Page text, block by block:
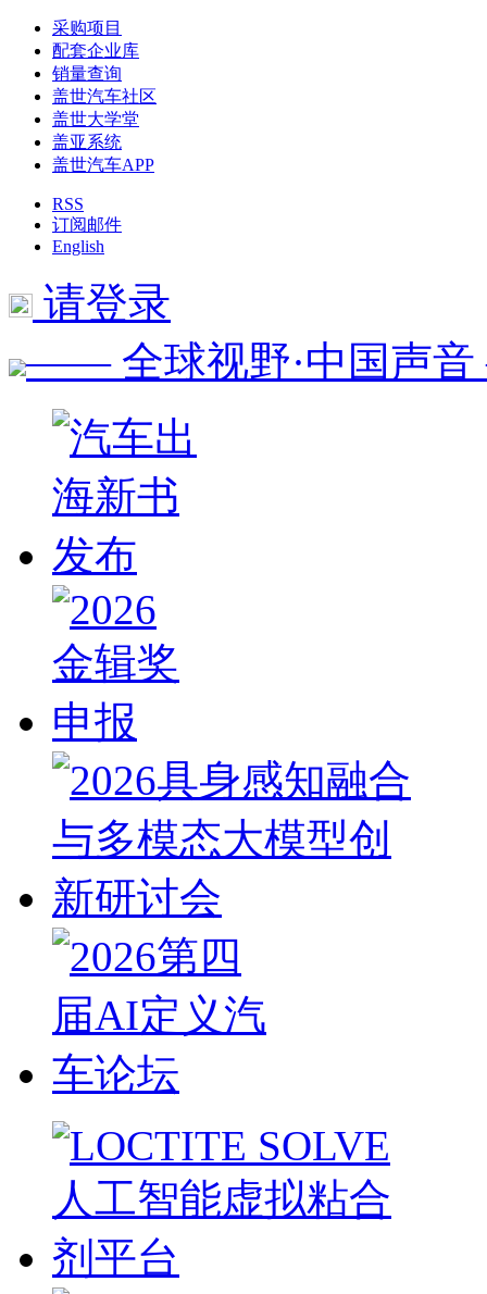
采购项目
配套企业库
销量查询
盖世汽车社区
盖世大学堂
盖亚系统
盖世汽车APP
RSS
订阅邮件
English
请登录
—— 全球视野·中国声